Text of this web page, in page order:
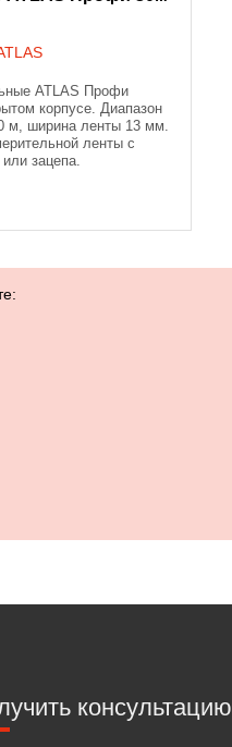
ATLAS Профи
корпусе. Диапазон
м, ширина ленты 13 мм.
ленты с
зацепа.
...
консультацию